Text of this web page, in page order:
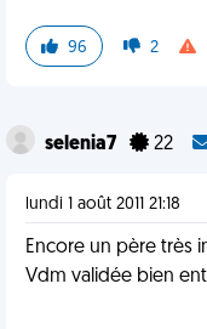
96 2
selenia7 22
lundi 1 août 2011 21:18
Encore un père très
Vdm validée bien